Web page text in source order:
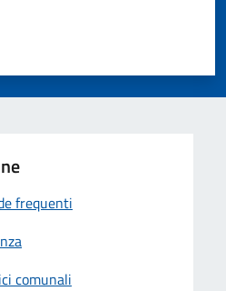
su 5
su 5
frequenti
comunali